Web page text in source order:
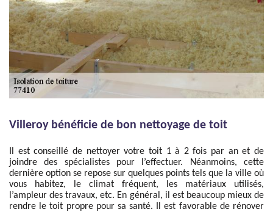
Villeroy bénéficie de bon nettoyage de toit
Il est conseillé de nettoyer votre toit 1 à 2 fois par an et de
joindre des spécialistes pour l’effectuer. Néanmoins, cette
dernière option se repose sur quelques points tels que la ville où
vous habitez, le climat fréquent, les matériaux utilisés,
l’ampleur des travaux, etc. En général, il est beaucoup mieux de
rendre le toit propre pour sa santé. Il est favorable de rénover